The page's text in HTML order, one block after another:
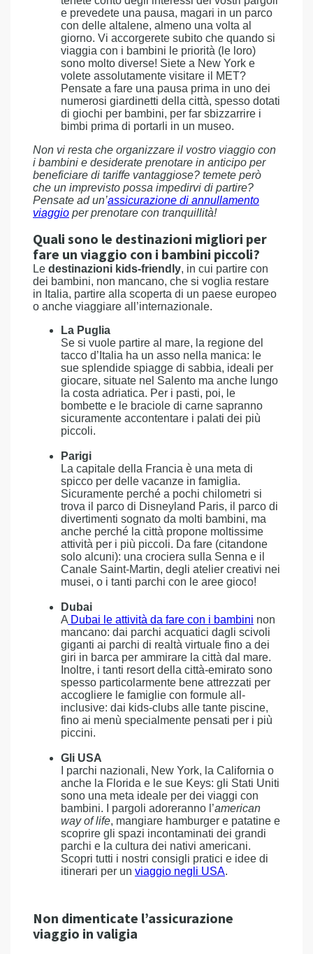
e prevedete una pausa, magari in un parco
con delle altalene, almeno una volta al
giorno. Vi accorgerete subito che quando si
viaggia con i bambini le priorità (le loro)
sono molto diverse! Siete a New York e
volete assolutamente visitare il MET?
Pensate a fare una pausa prima in uno dei
numerosi giardinetti della città, spesso dotati
di giochi per bambini, per far sbizzarrire i
bimbi prima di portarli in un museo.
Non vi resta che organizzare il vostro viaggio con
i bambini e desiderate prenotare in anticipo per
beneficiare di tariffe vantaggiose? temete però
che un imprevisto possa impedirvi di partire?
Pensate ad un’assicurazione di annullamento
viaggio per prenotare con tranquillità!
Quali sono le destinazioni migliori per
fare un viaggio con i bambini piccoli?
Le destinazioni kids-friendly, in cui partire con
dei bambini, non mancano, che si voglia restare
in Italia, partire alla scoperta di un paese europeo
o anche viaggiare all’internazionale.
La Puglia
Se si vuole partire al mare, la regione del
tacco d’Italia ha un asso nella manica: le
sue splendide spiagge di sabbia, ideali per
giocare, situate nel Salento ma anche lungo
la costa adriatica. Per i pasti, poi, le
bombette e le braciole di carne sapranno
sicuramente accontentare i palati dei più
piccoli.
Parigi
La capitale della Francia è una meta di
spicco per delle vacanze in famiglia.
Sicuramente perché a pochi chilometri si
trova il parco di Disneyland Paris, il parco di
divertimenti sognato da molti bambini, ma
anche perché la città propone moltissime
attività per i più piccoli. Da fare (citandone
solo alcuni): una crociera sulla Senna e il
Canale Saint-Martin, degli atelier creativi nei
musei, o i tanti parchi con le aree gioco!
Dubai
A Dubai le attività da fare con i bambini non
mancano: dai parchi acquatici dagli scivoli
giganti ai parchi di realtà virtuale fino a dei
giri in barca per ammirare la città dal mare.
Inoltre, i tanti resort della città-emirato sono
spesso particolarmente bene attrezzati per
accogliere le famiglie con formule all-
inclusive: dai kids-clubs alle tante piscine,
fino ai menù specialmente pensati per i più
piccini.
Gli USA
I parchi nazionali, New York, la California o
anche la Florida e le sue Keys: gli Stati Uniti
sono una meta ideale per dei viaggi con
bambini. I pargoli adoreranno l’american
way of life, mangiare hamburger e patatine e
scoprire gli spazi incontaminati dei grandi
parchi e la cultura dei nativi americani.
Scopri tutti i nostri consigli pratici e idee di
itinerari per un viaggio negli USA.
Non dimenticate l’assicurazione
viaggio in valigia